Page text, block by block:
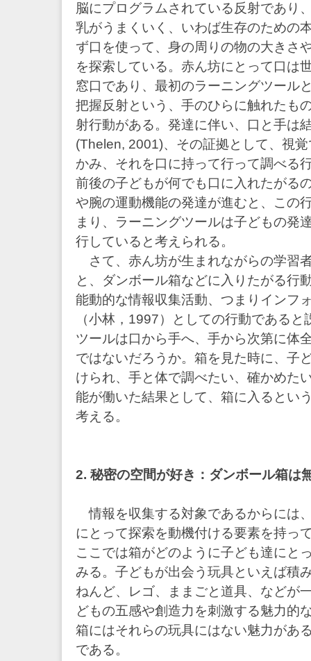
脳にプログラムされている反射であり
乳がうまくいく、いわば生存のための
ず口を使って、身の周りの物の大きさ
を探索している。赤ん坊にとって口は
窓口であり、最初のラーニングツール
把握反射という、手のひらに触れたも
射行動がある。発達に伴い、口と手は
(Thelen, 2001)、その証拠として、視
かみ、それを口に持って行って調べる
前後の子どもが何でも口に入れたがる
や腕の運動機能の発達が進むと、この
まり、ラーニングツールは子どもの発
行していると考えられる。
さて、赤ん坊が生まれながらの学習
と、ダンボール箱などに入りたがる行
能動的な情報収集活動、つまりインフ
（小林，1997）としての行動である
ツールは口から手へ、手から次第に体
ではないだろうか。箱を見た時に、子
けられ、手と体で調べたい、確かめた
能が働いた結果として、箱に入るとい
考える。
2. 秘密の空間が好き：ダンボール箱は
情報を収集する対象であるからには
にとって探索を動機付ける要素を持っ
ここでは箱がどのように子ども達にと
みる。子どもが出会う玩具といえば積
ねんど、レゴ、ままごと道具、などが
どもの五感や創造力を刺激する魅力的
箱にはそれらの玩具にはない魅力があ
である。